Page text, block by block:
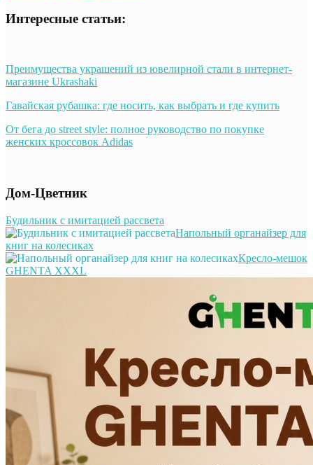
Интересные статьи:
Преимущества украшений из ювелирной стали в интернет-
магазине Ukrashaki
Гавайская рубашка: где носить, как выбрать и где купить
От бега до street style: полное руководство по покупке
женских кроссовок Adidas
Дом-Цветник
Будильник с имитацией рассвета
Напольный органайзер для
книг на колесиках
Кресло-мешок
GHENTA XXXL